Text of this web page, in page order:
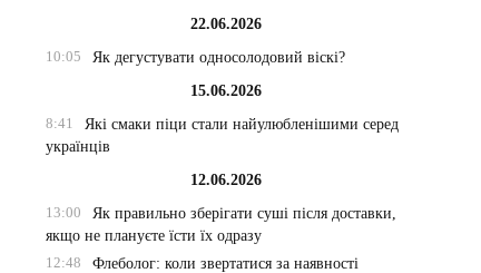
22.06.2026
10:05
Як дегустувати односолодовий віскі?
15.06.2026
8:41
Які смаки піци стали найулюбленішими серед
українців
12.06.2026
13:00
Як правильно зберігати суші після доставки,
якщо не плануєте їсти їх одразу
12:48
Флеболог: коли звертатися за наявності